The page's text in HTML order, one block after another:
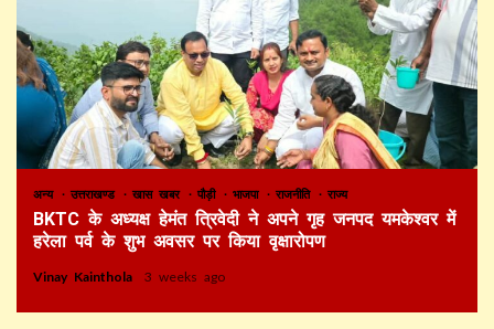
अन्य उत्तराखण्ड खास खबर पौड़ी भाजपा राजनीति राज्य
BKTC के अध्यक्ष हेमंत त्रिवेदी ने अपने गृह जनपद यमकेश्वर में
हरेला पर्व के शुभ अवसर पर किया वृक्षारोपण
Vinay Kainthola 3 weeks ago